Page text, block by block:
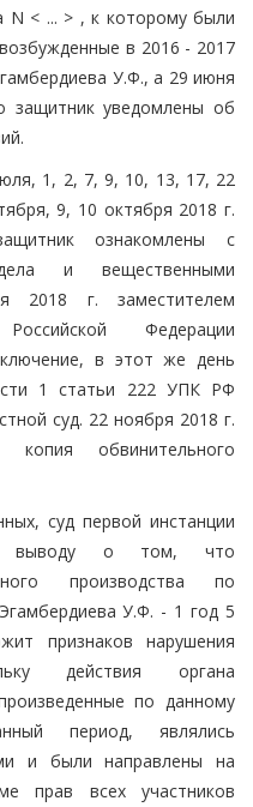
N < ... > , к которому были
в 2016 - 2017
У.Ф., а 29 июня
защитник уведомлены об
1, 2, 7, 9, 10, 13, 17, 22
9, 10 октября 2018 г.
ознакомлены с
и вещественными
2018 г. заместителем
Федерации
в этот же день
1 статьи 222 УПК РФ
суд. 22 ноября 2018 г.
обвинительного
суд первой инстанции
выводу о том, что
производства по
У.Ф. - 1 год 5
признаков нарушения
действия органа
по данному
период, являлись
и были направлены на
прав всех участников